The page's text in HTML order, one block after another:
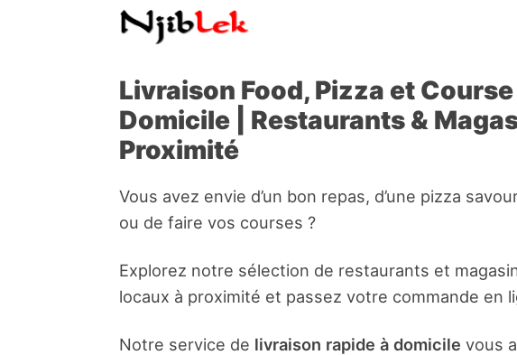
Livraison Food, Pizza et Course
Domicile | Restaurants &
Proximité
Vous avez envie d’un bon repas, d’une pizza
ou de faire vos courses ?
Explorez notre sélection de restaurants et
locaux à proximité et passez votre commande en
Notre service de livraison rapide à domicile vous